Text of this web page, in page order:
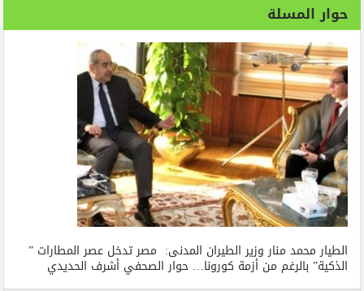
حوار المسلة
الطيار محمد منار وزير الطيران المدنى: مصر تدخل عصر المطارات ”
الذكية” بالرغم من أزمة كورونا… حوار الصحفي أشرف الحديدي